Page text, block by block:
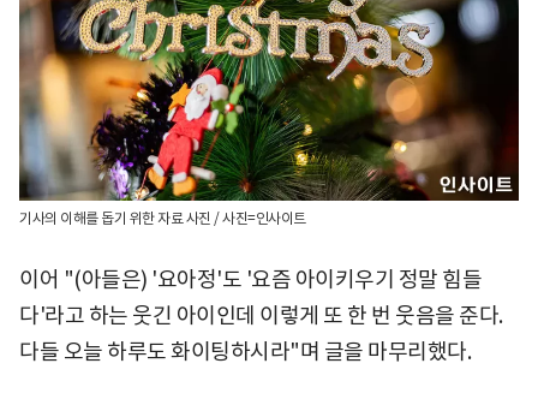
기사의 이해를 돕기 위한 자료 사진 / 사진=인사이트
이어 "(아들은) '요아정'도 '요즘 아이키우기 정말 힘들
다'라고 하는 웃긴 아이인데 이렇게 또 한 번 웃음을 준다.
다들 오늘 하루도 화이팅하시라"며 글을 마무리했다.